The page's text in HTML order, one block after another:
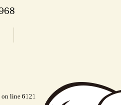
on line 6121